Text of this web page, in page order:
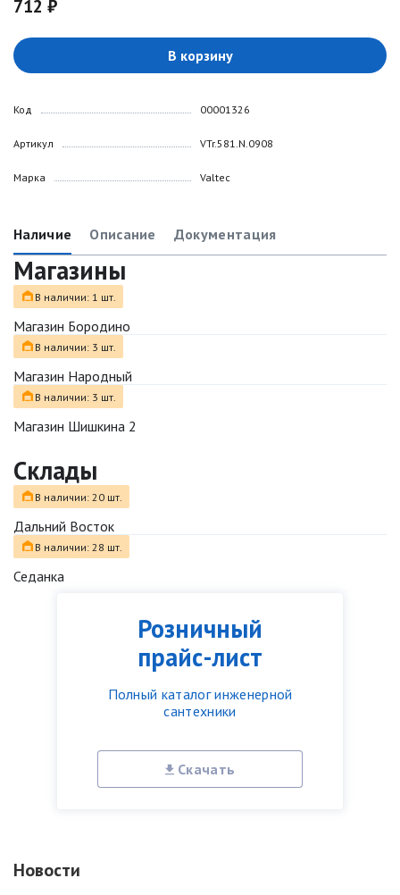
Розничный
прайс-лист
Полный каталог инженерной
сантехники
Скачать
Новости
712 ₽
В корзину
Код
Артикул
Марка
00001326
VTr.581.N.0908
Valtec
Наличие Описание Документация
Магазины
В наличии: 1 шт.
Магазин Бородино
В наличии: 3 шт.
Магазин Народный
В наличии: 3 шт.
Магазин Шишкина 2
Склады
В наличии: 20 шт.
Дальний Восток
В наличии: 28 шт.
Седанка